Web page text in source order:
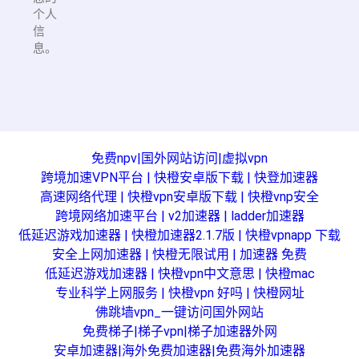
个人
信
息。
免费npv|国外网站访问|虚拟vpn
跨境加速VPN平台 | 快橙安卓版下载 | 快登加速器
高速网络代理 | 快橙vpn安卓版下载 | 快橙vnp安全
跨境网络加速平台 | v2加速器 | ladder加速器
低延迟游戏加速器 | 快橙加速器2.1.7版 | 快橙vpnapp 下载
安全上网加速器 | 快橙无限试用 | 加速器 免费
低延迟游戏加速器 | 快橙vpn中文意思 | 快橙mac
专业科学上网服务 | 快橙vpn 好吗 | 快橙网址
佛跳墙vpn_一键访问国外网站
免费梯子|梯子vpn|梯子加速器外网
安卓加速器|海外免费加速器|免费海外加速器